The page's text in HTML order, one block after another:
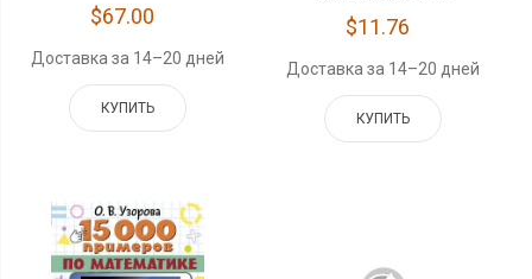
$67.00
Доставка за 14–20 дней
КУПИТЬ
$11.76
Доставка за 14–20 дней
КУПИТЬ